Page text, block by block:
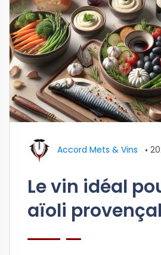
Accord Mets & Vins •
Le vin idéal
aïoli provençal